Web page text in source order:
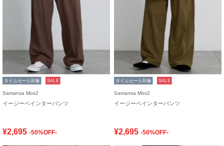
タイムセール対象 SALE
Samansa Mos2
イージーペインターパンツ
¥2,695 -50%OFF-
タイムセール対象 SALE
Samansa Mos2
イージーペインターパンツ
¥2,695 -50%OFF-